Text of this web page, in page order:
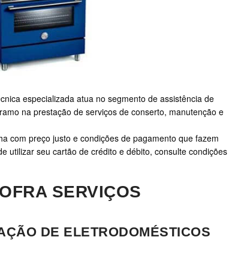
especializada atua no segmento de assistência de
na prestação de serviços de conserto, manutenção e
com preço justo e condições de pagamento que fazem
utilizar seu cartão de crédito e débito, consulte condições
SERVIÇOS
DE ELETRODOMÉSTICOS